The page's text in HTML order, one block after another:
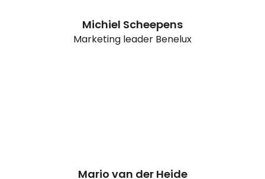
Michiel Scheepens
Marketing leader Benelux
Mario van der Heide